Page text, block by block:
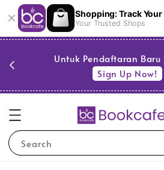
Shopping: Track
Your Trusted Shops
Untuk Pendaftaran Baru
Sign Up Now!
Search